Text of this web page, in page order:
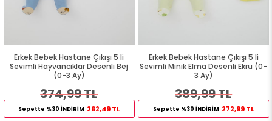
Erkek Bebek Hastane Çıkışı 5 li
Sevimli Hayvancıklar Desenli Bej
(0-3 Ay)
374,99 TL
Sepette %30 İNDİRİM 262,49 TL
Erkek Bebek Hastane Çıkışı 5 li
Sevimli Minik Elma Desenli Ekru (0-
3 Ay)
389,99 TL
Sepette %30 İNDİRİM 272,99 TL